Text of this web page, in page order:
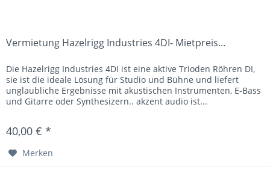
Vermietung Hazelrigg Industries 4DI- Mietpreis...
Die Hazelrigg Industries 4DI ist eine aktive Trioden Röhren DI,
sie ist die ideale Lösung für Studio und Bühne und liefert
unglaubliche Ergebnisse mit akustischen Instrumenten, E-Bass
und Gitarre oder Synthesizern.. akzent audio ist...
40,00 € *
Merken